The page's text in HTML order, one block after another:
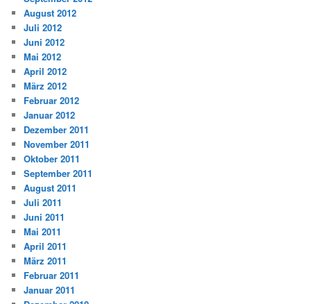
August 2012
Juli 2012
Juni 2012
Mai 2012
April 2012
März 2012
Februar 2012
Januar 2012
Dezember 2011
November 2011
Oktober 2011
September 2011
August 2011
Juli 2011
Juni 2011
Mai 2011
April 2011
März 2011
Februar 2011
Januar 2011